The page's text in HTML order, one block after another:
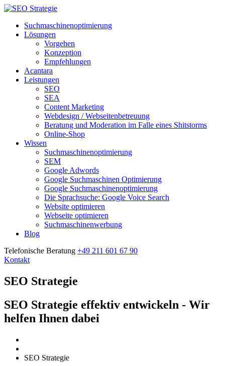
Suchmaschinenoptimierung
Lösungen
Vorgehen
Konzeption
Empfehlungen
Acantara
Leistungen
SEO
SEA
Content Marketing
Webdesign / Webseitenbetreuung
Beratung und Moderation im Falle eines Shitstorms
Online-Shop
Wissen
Suchmaschinenoptimierung
SEM
Google Adwords
Google Suchmaschinen Optimierung
Google Suchmaschinenoptimierung
Die Sprachsuche: Google Voice Search
Website optimieren
Webseite optimieren
Suchmaschinenwerbung
Blog
Telefonische Beratung +49 211 601 67 90
Kontakt
SEO Strategie
SEO Strategie effektiv entwickeln - Wir
helfen Ihnen dabei
SEO Strategie